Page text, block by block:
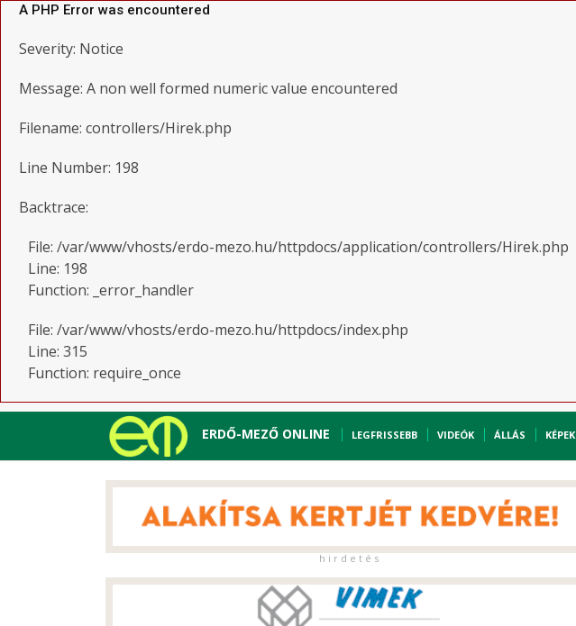
A PHP Error was encountered
Severity: Notice
Message: A non well formed numeric value encountered
Filename: controllers/Hirek.php
Line Number: 198
Backtrace:
File: /var/www/vhosts/erdo-mezo.hu/httpdocs/application/controllers/Hirek.php
Line: 198
Function: _error_handler
File: /var/www/vhosts/erdo-mezo.hu/httpdocs/index.php
Line: 315
Function: require_once
ERDŐ-MEZŐ ONLINE LEGFRISSEBB VIDEÓK ÁLLÁS KÉPEK
h i r d e t é s